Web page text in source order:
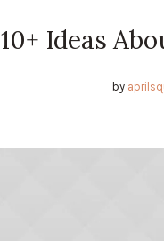
10+ Ideas
by